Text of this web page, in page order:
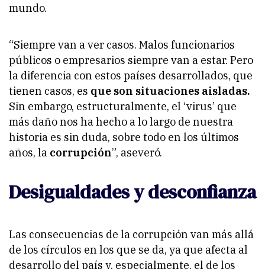
mundo.
“Siempre van a ver casos. Malos funcionarios
públicos o empresarios siempre van a estar. Pero
la diferencia con estos países desarrollados, que
tienen casos, es que son situaciones aisladas.
Sin embargo, estructuralmente, el ‘virus’ que
más daño nos ha hecho a lo largo de nuestra
historia es sin duda, sobre todo en los últimos
años, la corrupción”, aseveró.
Desigualdades y desconfianza
Las consecuencias de la corrupción van más allá
de los círculos en los que se da, ya que afecta al
desarrollo del país y, especialmente, el de los